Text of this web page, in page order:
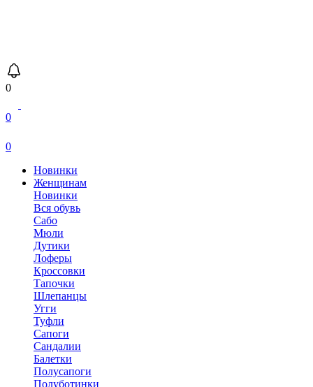
0
0
0
Новинки
Женщинам
Новинки
Вся обувь
Сабо
Мюли
Дутики
Лоферы
Кроссовки
Тапочки
Шлепанцы
Угги
Туфли
Сапоги
Сандалии
Балетки
Полусапоги
Полуботинки